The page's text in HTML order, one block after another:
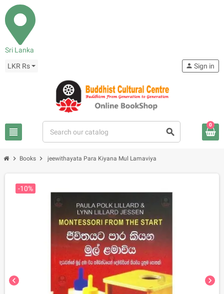
Sri Lanka
LKR Rs
view_headline search
person Sign in
0
chevron_right Books chevron_right jeewithayata Para Kiyana Mul Lamaviya
chevron_left chevron_right
-10%